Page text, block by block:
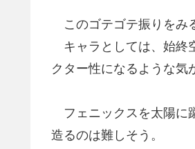
このゴテゴテ振りをみ
キャラとしては、始終
クター性になるような気
フェニックスを太陽に
造るのは難しそう。